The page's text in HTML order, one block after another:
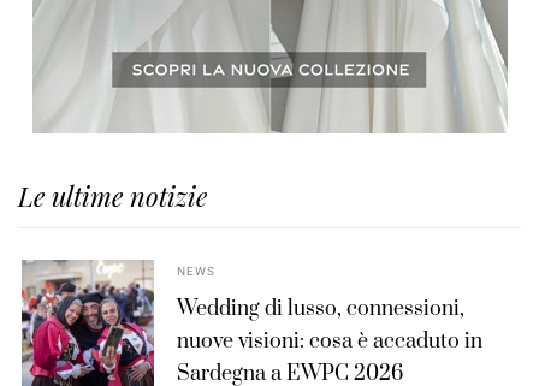
Le ultime notizie
NEWS
Wedding di lusso, connessioni,
nuove visioni: cosa è accaduto in
Sardegna a EWPC 2026